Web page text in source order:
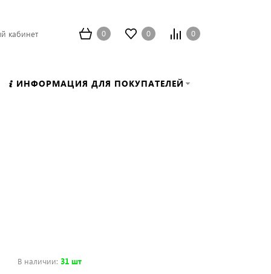
кабинет 0 0 0
ИНФОРМАЦИЯ ДЛЯ ПОКУПАТЕЛЕЙ
В наличии: 31 шт